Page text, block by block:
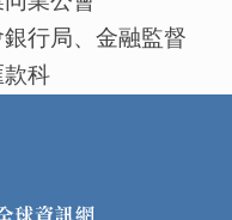
行局、金融監督
款科